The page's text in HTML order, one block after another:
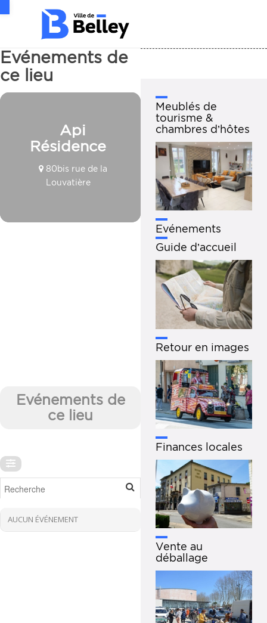
Evénements de
ce lieu
Api
Résidence
80bis rue de la
Louvatière
Evénements de
ce lieu
AUCUN ÉVÉNEMENT
Meublés de
tourisme &
chambres d’hôtes
Evénements
Guide d’accueil
Retour en images
Finances locales
Vente au
déballage